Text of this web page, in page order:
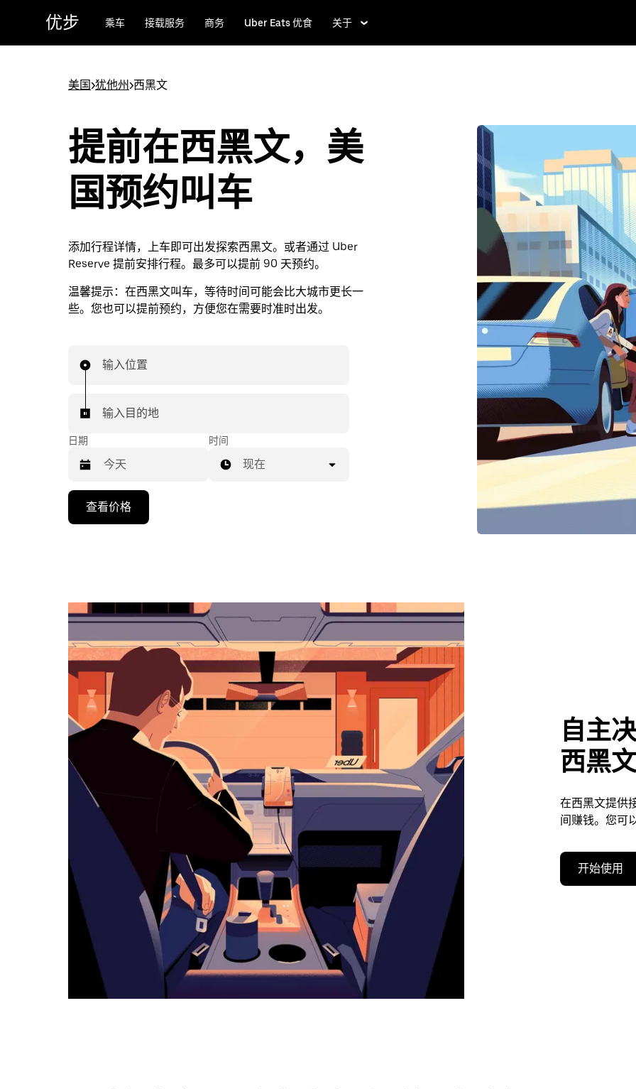
优步 乘车 接载服务 商务 Uber Eats 优食 关于
美国>犹他州>西黑文
提前在西黑文，美
国预约叫车
添加行程详情，上车即可出发探索西黑文。或者通过 Uber
Reserve 提前安排行程。最多可以提前 90 天预约。
温馨提示： 在西黑文叫车，等待时间可能会比大城市更长一
些。您也可以提前预约，方便您在需要时准时出发。
输入位置
输入目的地
日期
向
可
浏
览
日
历
择
期。
按
关
闭
日
历。
时间
现在
查看价格
自主
西黑
在西黑文提供
间赚钱。您可
开始使用